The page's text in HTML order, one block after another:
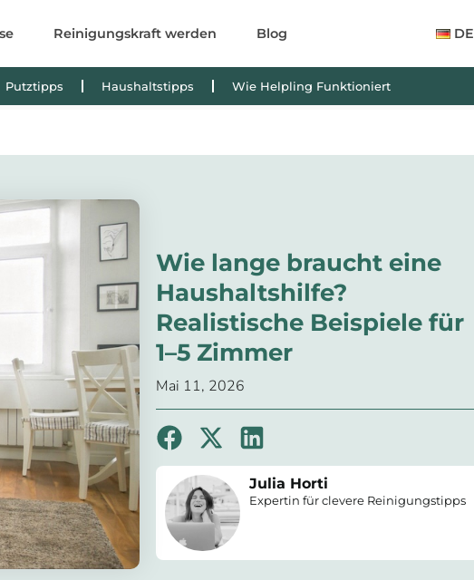
Reinigungskraft werden Blog DE
Putztipps Haushaltstipps Wie Helpling Funktioniert
Wie lange braucht eine
Haushaltshilfe?
Realistische Beispiele für
1–5 Zimmer
Mai 11, 2026
Julia Horti
Expertin für clevere Reinigungstipps